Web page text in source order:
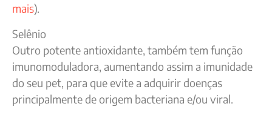
mais).
Selênio
Outro potente antioxidante, também tem função
imunomoduladora, aumentando assim a imunidade
do seu pet, para que evite a adquirir doenças
principalmente de origem bacteriana e/ou viral.